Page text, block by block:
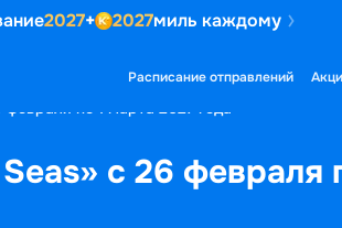
2027+ 2027миль каждому
Расписание отправлений
по 1 марта 2027 года
с 26 февраля